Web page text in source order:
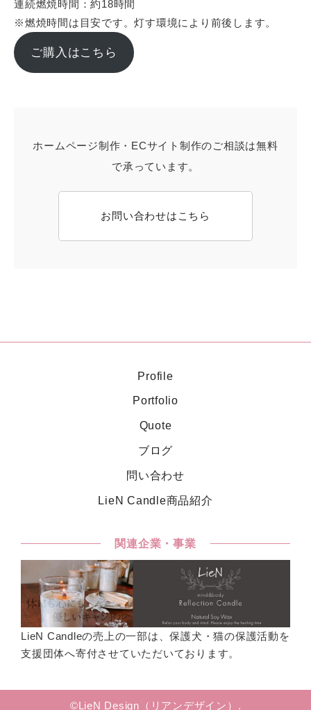
連続燃焼時間：約18時間
※燃焼時間は目安です。灯す環境により前後します。
ご購入はこちら
ホームページ制作・ECサイト制作のご相談は無料
で承っています。
お問い合わせはこちら
Profile
Portfolio
Quote
ブログ
問い合わせ
LieN Candle商品紹介
関連企業・事業
LieN Candleの売上の一部は、保護犬・猫の保護活動を
支援団体へ寄付させていただいております。
©LieN Design（リアンデザイン）.